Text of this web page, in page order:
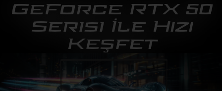
GeForce RTX 50
Serisi İle Hızı
Keşfet